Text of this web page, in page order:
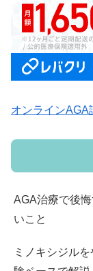
オンラインAGA
AGA治療で後
いこと
ミノキシジル